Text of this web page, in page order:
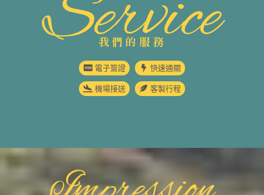
Service
我們的服務
電子簽證 快速通關
機場接送 客製行程